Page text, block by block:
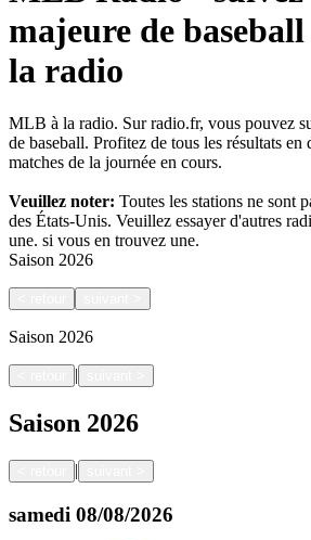
majeure de
la radio
MLB à la radio. Sur radio.fr, vous pouvez
de baseball. Profitez de tous les résultats en
matches de la journée en cours.
Veuillez noter: Toutes les stations ne sont
des États-Unis. Veuillez essayer d'autres
une. si vous en trouvez une.
Saison 2026
Saison 2026
|
Saison 2026
|
samedi 08/08/2026